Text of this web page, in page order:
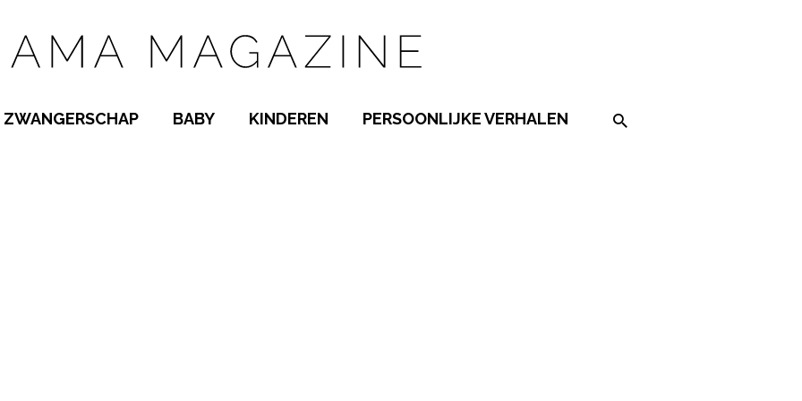
ZWANGERSCHAP BABY KINDEREN PERSOONLIJKE VERHALEN Search on the website